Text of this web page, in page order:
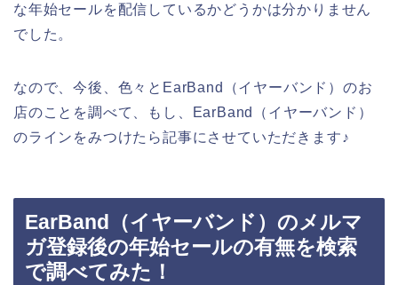
な年始セールを配信しているかどうかは分かりません
でした。
なので、今後、色々とEarBand（イヤーバンド）のお
店のことを調べて、もし、EarBand（イヤーバンド）
のラインをみつけたら記事にさせていただきます♪
EarBand（イヤーバンド）のメルマ
ガ登録後の年始セールの有無を検索
で調べてみた！